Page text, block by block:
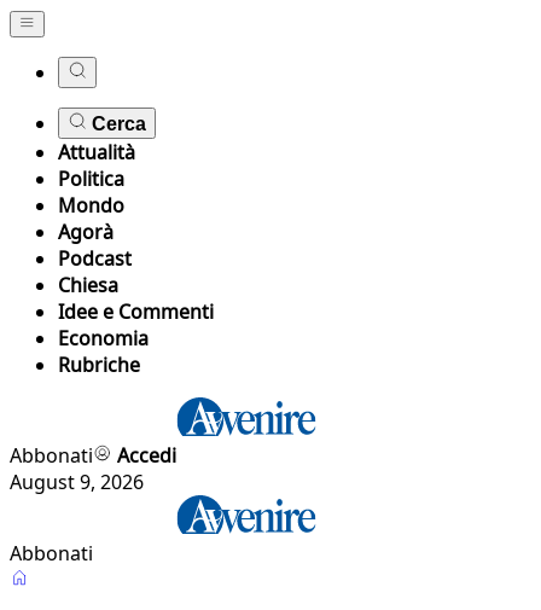
Cerca
Attualità
Politica
Mondo
Agorà
Podcast
Chiesa
Idee e Commenti
Economia
Rubriche
Abbonati
Accedi
August 9, 2026
Abbonati